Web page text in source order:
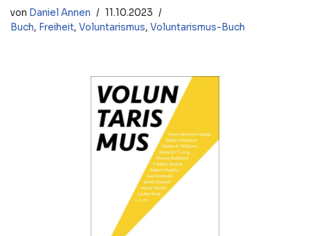
von Daniel Annen
11.10.2023
Buch, Freiheit, Voluntarismus, Voluntarismus-Buch